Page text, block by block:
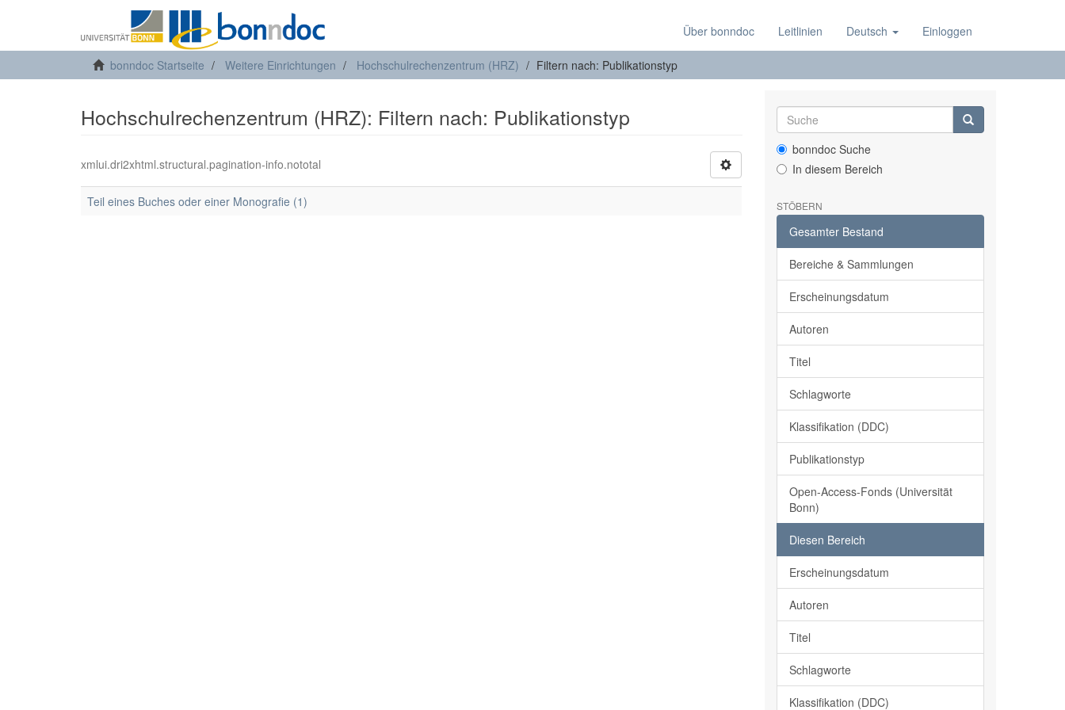
Über bonndoc Leitlinien Deutsch Einloggen
bonndoc Startseite Weitere Einrichtungen Hochschulrechenzentrum (HRZ) Filtern nach: Publikationstyp
Hochschulrechenzentrum (HRZ): Filtern nach: Publikationstyp
xmlui.dri2xhtml.structural.pagination-info.nototal
Teil eines Buches oder einer Monografie (1)
bonndoc Suche
In diesem Bereich
STÖBERN
Gesamter Bestand
Bereiche & Sammlungen
Erscheinungsdatum
Autoren
Titel
Schlagworte
Klassifikation (DDC)
Publikationstyp
Open-Access-Fonds (Universität
Bonn)
Diesen Bereich
Erscheinungsdatum
Autoren
Titel
Schlagworte
Klassifikation (DDC)